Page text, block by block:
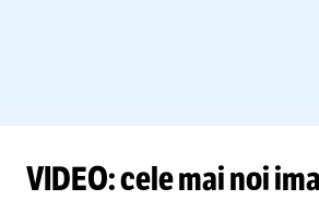
VIDEO: cele mai noi